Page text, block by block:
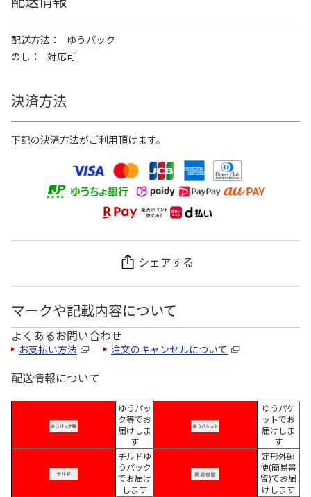
配送方法
ゆうパック
のし
対応可
決済方法
下記の決済方法がご利用頂けます。
シェアする
マークや記載内容について
よくあるお問い合わせ
お支払い方法 注文のキャンセルについて
配送情報について
ゆうパッ
ク等でお
届けしま
す
ゆうパケ
ットでお
届けしま
す
チルドゆ
うパック
でお届け
します
定形外郵
便(簡易書
留)でお届
けします